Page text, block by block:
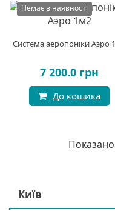
Немає в наявності
Система аеропоніки Аэро
7 200.0 грн
До кошика
Показано
Київ